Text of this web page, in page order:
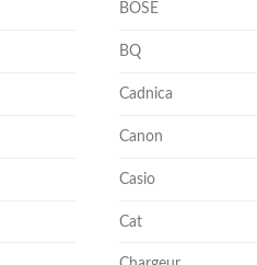
BOSE
BQ
Cadnica
Canon
Casio
Cat